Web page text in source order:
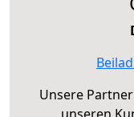
Unsere